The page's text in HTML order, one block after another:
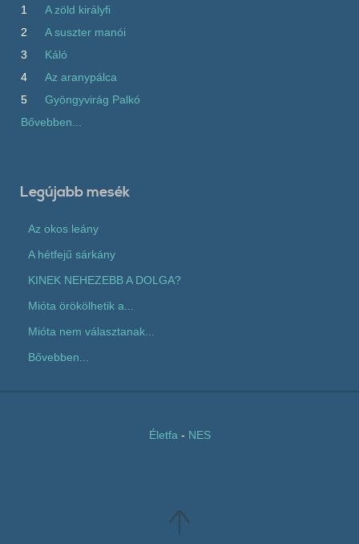
1
A zöld királyfi
2
A suszter manói
3
Káló
4
Az aranypálca
5
Gyöngyvirág Palkó
Bővebben...
Legújabb mesék
Az okos leány
A hétfejű sárkány
KINEK NEHEZEBB A DOLGA?
Mióta örökölhetik a...
Mióta nem választanak...
Bővebben...
Életfa - NES